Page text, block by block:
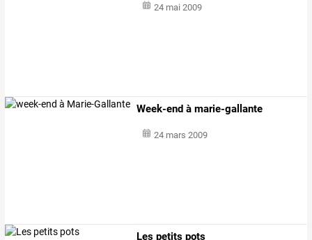
24 mai 2009
Week-end à marie-gallante
24 mars 2009
Les petits pots